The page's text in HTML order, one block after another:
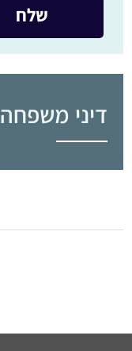
דיני משפחה